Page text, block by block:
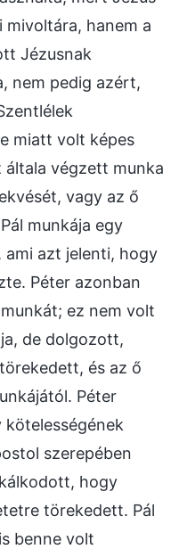
hanem a
Jézusnak
nem pedig azért,
miatt volt képes
általa végzett munka
vagy az ő
munkája egy
ami azt jelenti, hogy
Péter azonban
ez nem volt
de dolgozott,
és az ő
Péter
szerepében
hogy
törekedett. Pál
benne volt